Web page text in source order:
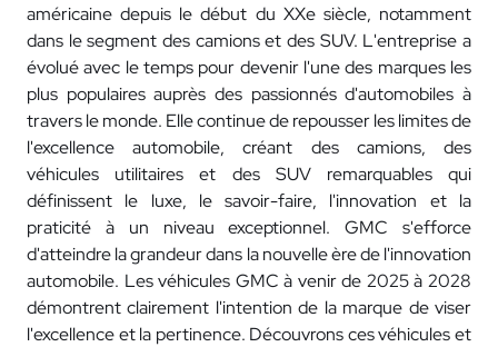
américaine depuis le début du XXe siècle, notamment
dans le segment des camions et des SUV. L'entreprise a
évolué avec le temps pour devenir l'une des marques les
plus populaires auprès des passionnés d'automobiles à
travers le monde. Elle continue de repousser les limites de
l'excellence automobile, créant des camions, des
véhicules utilitaires et des SUV remarquables qui
définissent le luxe, le savoir-faire, l'innovation et la
praticité à un niveau exceptionnel. GMC s'efforce
d'atteindre la grandeur dans la nouvelle ère de l'innovation
automobile. Les véhicules GMC à venir de 2025 à 2028
démontrent clairement l'intention de la marque de viser
l'excellence et la pertinence. Découvrons ces véhicules et